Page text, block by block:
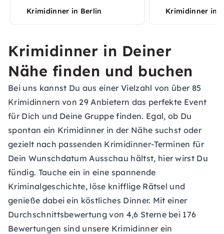
Krimidinner in Berlin Krimidinner in
Krimidinner in Deiner
Nähe finden und buchen
Bei uns kannst Du aus einer Vielzahl von über 85
Krimidinnern von 29 Anbietern das perfekte Event
für Dich und Deine Gruppe finden. Egal, ob Du
spontan ein Krimidinner in der Nähe suchst oder
gezielt nach passenden Krimidinner-Terminen für
Dein Wunschdatum Ausschau hältst, hier wirst Du
fündig. Tauche ein in eine spannende
Kriminalgeschichte, löse knifflige Rätsel und
genieße dabei ein köstliches Dinner. Mit einer
Durchschnittsbewertung von 4,6 Sterne bei 176
Bewertungen sind unsere Krimidinner ein